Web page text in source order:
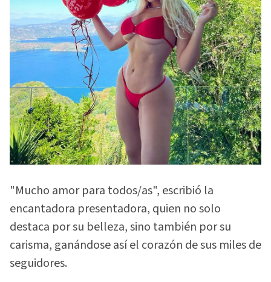
"Mucho amor para todos/as", escribió la
encantadora presentadora, quien no solo
destaca por su belleza, sino también por su
carisma, ganándose así el corazón de sus miles de
seguidores.